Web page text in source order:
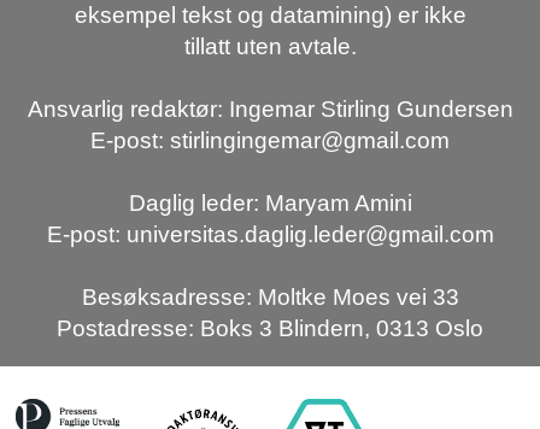
eksempel tekst og datamining) er ikke
tillatt uten avtale.
Ansvarlig redaktør: Ingemar Stirling Gundersen
E-post: stirlingingemar@gmail.com
Daglig leder: Maryam Amini
E-post: universitas.daglig.leder@gmail.com
Besøksadresse: Moltke Moes vei 33
Postadresse: Boks 3 Blindern, 0313 Oslo